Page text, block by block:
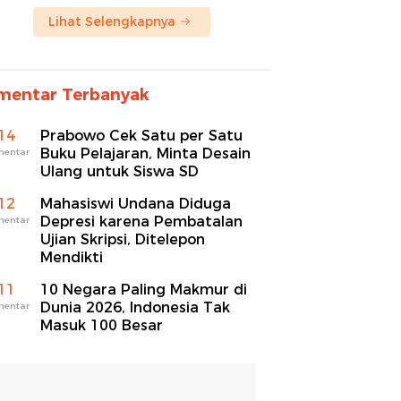
Lihat Selengkapnya
Terbanyak
Prabowo Cek Satu per Satu
Buku Pelajaran, Minta Desain
Ulang untuk Siswa SD
Mahasiswi Undana Diduga
Depresi karena Pembatalan
Ujian Skripsi, Ditelepon
Mendikti
10 Negara Paling Makmur di
Dunia 2026, Indonesia Tak
Masuk 100 Besar